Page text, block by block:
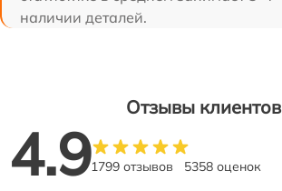
наличии деталей.
Отзывы клиентов
4.91799 отзывов 5358 оценок